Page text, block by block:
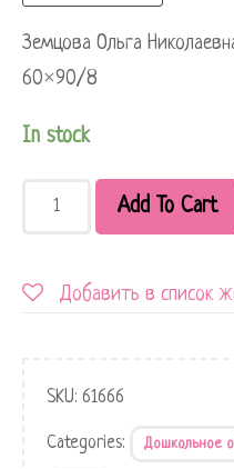
Земцова Ольга
60×90/8
In stock
Add To Cart
Добавить в список
SKU: 61666
Categories: Дошкольное